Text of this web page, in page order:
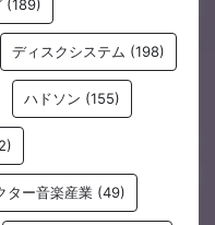
(189)
ディスクシステム (198)
ハドソン (155)
ター音楽産業 (49)